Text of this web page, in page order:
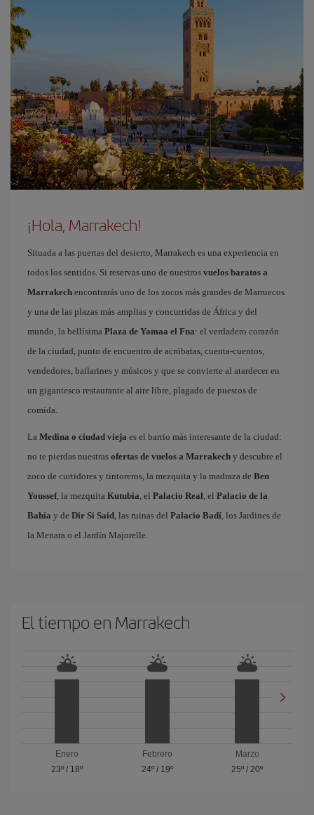
¡Hola, Marrakech!
Situada a las puertas del desierto, Marrakech es una experiencia en
todos los sentidos. Si reservas uno de nuestros vuelos baratos a
Marrakech encontrarás uno de los zocos más grandes de Marruecos
y una de las plazas más amplias y concurridas de África y del
mundo, la bellísima Plaza de Yamaa el Fna: el verdadero corazón
de la ciudad, punto de encuentro de acróbatas, cuenta-cuentos,
vendedores, bailarines y músicos y que se convierte al atardecer en
un gigantesco restaurante al aire libre, plagado de puestos de
comida.
La Medina o ciudad vieja es el barrio más interesante de la ciudad:
no te pierdas nuestras ofertas de vuelos a Marrakech y descubre el
zoco de curtidores y tintoreros, la mezquita y la madraza de Ben
Youssef, la mezquita Kutubia, el Palacio Real, el Palacio de la
Bahía y de Dir Si Said, las ruinas del Palacio Badí, los Jardines de
la Menara o el Jardín Majorelle.
El tiempo en Marrakech
Enero
23º/ 18º
Febrero
24º/ 19º
Marzo
25º /20º